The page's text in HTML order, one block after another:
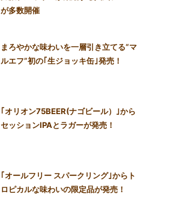
が多数開催
まろやかな味わいを一層引き立てる“マ
ルエフ”初の｢生ジョッキ缶｣発売！
｢オリオン75BEER(ナゴビール）｣から
セッションIPAとラガーが発売！
｢オールフリー スパークリング｣からト
ロピカルな味わいの限定品が発売！